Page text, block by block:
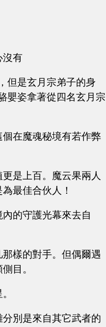
沒有
但是玄月宗弟子的身
嬰姿拿著從四名玄月宗
在魔魂秘境有若作弊
是上百。魔云果兩人
最佳合伙人！
的守護光幕來去自
樣的對手。但偶爾遇
目。
別是來自其它武者的